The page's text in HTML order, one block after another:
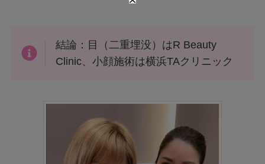
結論：目（二重埋没）はR Beauty
Clinic、小顔施術は横浜TAクリニック